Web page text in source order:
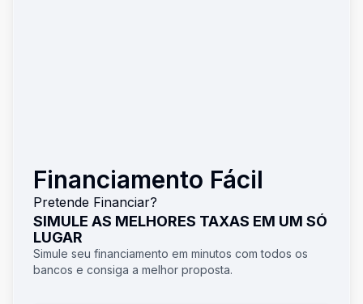
Financiamento Fácil
Pretende Financiar?
SIMULE AS MELHORES TAXAS EM UM SÓ
LUGAR
Simule seu financiamento em minutos com todos os
bancos e consiga a melhor proposta.